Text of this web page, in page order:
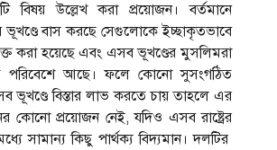
বিষয় উল্লেখ করা প্রয়োজন। বর্তমানে
ভূখণ্ডে বাস করছে সেগুলোকে ইচ্ছাকৃতভাবে
করা হয়েছে এবং এসব ভূখণ্ডের মুসলিমরা
পরিবেশে আছে। ফলে কোনো সুসংগঠিত
ভূখণ্ডে বিস্তার লাভ করতে চায় তাহলে এর
কোনো প্রয়োজন নেই, যদিও এসব রাষ্ট্রের
সামান্য কিছু পার্থক্য বিদ্যমান। দলটির